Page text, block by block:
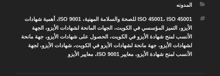
التصنيفات
المدونه
الوسوم ISO 45001، ISO 45001 للصحة والسلامة المهنية ، ISO 9001،أهمية شهادات
الأيزو، التميز المؤسسي في الكويت، الجهات المانحة لشهادات الأيزو، الجهة
الأنسب لمنح شهادة الأيزو في الكويت، الحصول على شهادات الأيزو،جهة مانحة
لشهادات الأيزو،جهة مانحة لشهادات الأيزو في الكويت،شهادات الأيزو،لجهة
الأنسب لمنح شهادة الأيزو،معايير ISO 9001 ،معايير الأيزو